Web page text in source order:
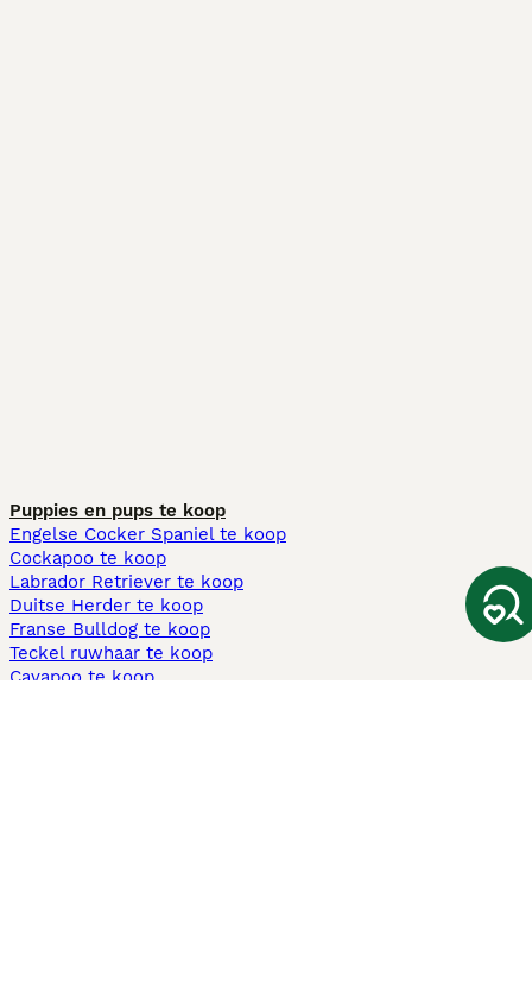
Puppies en pups te koop
Engelse Cocker Spaniel te koop
Cockapoo te koop
Labrador Retriever te koop
Duitse Herder te koop
Franse Bulldog te koop
Teckel ruwhaar te koop
Cavapoo te koop